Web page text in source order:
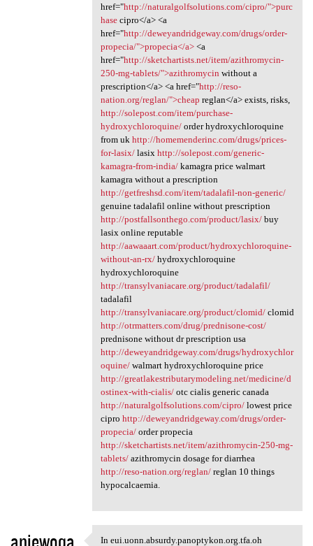
href="http://naturalgolfsolutions.com/cipro/">purc
hasecipro</a> <a
href="http://deweyandridgeway.com/drugs/order-
propecia/">propecia</a><a
href="http://sketchartists.net/item/azithromycin-
250-mg-tablets/">azithromycin without a
prescription</a> <a href="http://reso-
nation.org/reglan/">cheap reglan</a> exists, risks,
http://solepost.com/item/purchase-
hydroxychloroquine/order hydroxychloroquine
from uk http://homemenderinc.com/drugs/prices-
for-lasix/lasix http://solepost.com/generic-
kamagra-from-india/kamagra price walmart
kamagra without a prescription
http://getfreshsd.com/item/tadalafil-non-generic/
genuine tadalafil online without prescription
http://postfallsonthego.com/product/lasix/buy
lasix online reputable
http://aawaaart.com/product/hydroxychloroquine-
without-an-rx/hydroxychloroquine
hydroxychloroquine
http://transylvaniacare.org/product/tadalafil/
tadalafil
http://transylvaniacare.org/product/clomid/clomid
http://otrmatters.com/drug/prednisone-cost/
prednisone without dr prescription usa
http://deweyandridgeway.com/drugs/hydroxychlor
oquine/walmart hydroxychloroquine price
http://greatlakestributarymodeling.net/medicine/d
ostinex-with-cialis/otc cialis generic canada
http://naturalgolfsolutions.com/cipro/lowest price
cipro http://deweyandridgeway.com/drugs/order-
propecia/order propecia
http://sketchartists.net/item/azithromycin-250-mg-
tablets/azithromycin dosage for diarrhea
http://reso-nation.org/reglan/reglan 10 things
hypocalcaemia.
In eui.uonn.absurdy.panoptykon.org.tfa.oh